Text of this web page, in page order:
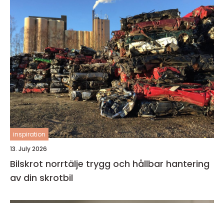
inspiration
13. July 2026
Bilskrot norrtälje trygg och hållbar hantering
av din skrotbil